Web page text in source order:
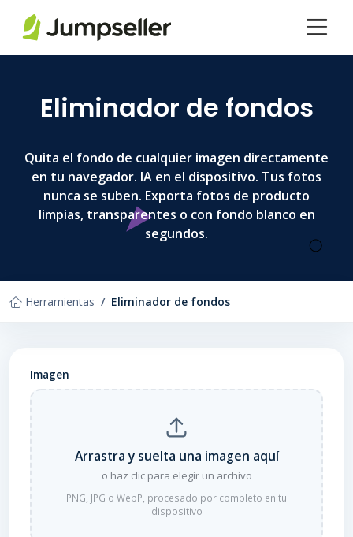
Eliminador de fondos
Quita el fondo de cualquier imagen directamente
en tu navegador. IA en el dispositivo. Tus fotos
nunca se suben. Exporta fotos de producto
limpias, transparentes o con fondo blanco en
segundos.
Herramientas Eliminador de fondos
Imagen
Arrastra y suelta una imagen aquí
o haz clic para elegir un archivo
PNG, JPG o WebP, procesado por completo en tu
dispositivo